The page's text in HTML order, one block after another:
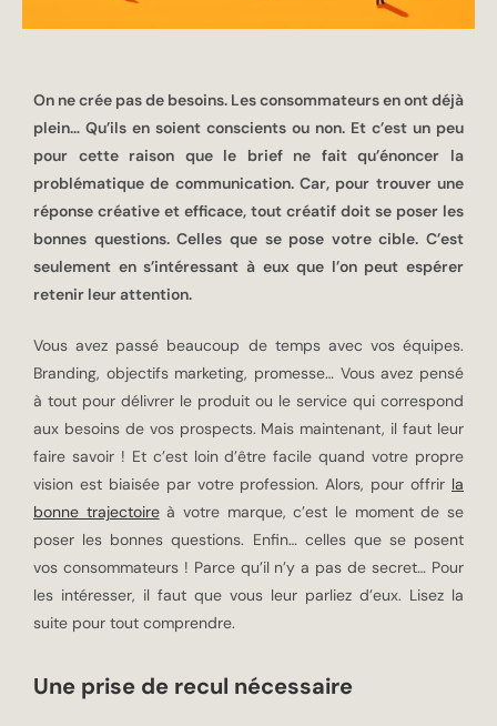
On ne crée pas de besoins. Les consommateurs en ont déjà
plein… Qu’ils en soient conscients ou non. Et c’est un peu
pour cette raison que le brief ne fait qu’énoncer la
problématique de communication. Car, pour trouver une
réponse créative et efficace, tout créatif doit se poser les
bonnes questions. Celles que se pose votre cible. C’est
seulement en s’intéressant à eux que l’on peut espérer
retenir leur attention.
Vous avez passé beaucoup de temps avec vos équipes.
Branding, objectifs marketing, promesse… Vous avez pensé
à tout pour délivrer le produit ou le service qui correspond
aux besoins de vos prospects. Mais maintenant, il faut leur
faire savoir ! Et c’est loin d’être facile quand votre propre
vision est biaisée par votre profession. Alors, pour offrir la
bonne trajectoireà votre marque, c’est le moment de se
poser les bonnes questions. Enfin… celles que se posent
vos consommateurs ! Parce qu’il n’y a pas de secret… Pour
les intéresser, il faut que vous leur parliez d’eux. Lisez la
suite pour tout comprendre.
Une prise de recul nécessaire